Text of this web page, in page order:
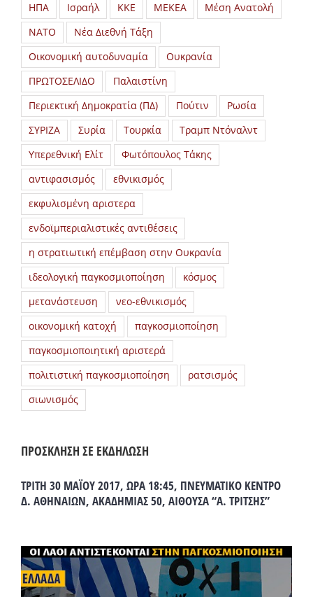
ΗΠΑ
Ισραήλ ΚΚΕ ΜΕΚΕΑ
Μέση Ανατολή
ΝΑΤΟ
Νέα Διεθνή Τάξη
Οικονομική αυτοδυναμία
Ουκρανία
ΠΡΩΤΟΣΕΛΙΔΟ
Παλαιστίνη
Περιεκτική Δημοκρατία (ΠΔ)
Πούτιν
Ρωσία
ΣΥΡΙΖΑ
Συρία Τουρκία
Τραμπ Ντόναλντ
Υπερεθνική Ελίτ
Φωτόπουλος Τάκης
αντιφασισμός
εθνικισμός
εκφυλισμένη αριστερα
ενδοϊμπεριαλιστικές αντιθέσεις
η στρατιωτική επέμβαση στην Ουκρανία
ιδεολογική παγκοσμιοποίηση
κόσμος
μετανάστευση
νεο-εθνικισμός
οικονομική κατοχή
παγκοσμιοποίηση
παγκοσμιοποιητική αριστερά
πολιτιστική παγκοσμιοποίηση
ρατσισμός
σιωνισμός
ΠΡΟΣΚΛΗΣΗ ΣΕ ΕΚΔΗΛΩΣΗ
ΤΡΙΤΗ 30 ΜΑΪΟΥ 2017, ΩΡΑ 18:45, ΠΝΕΥΜΑΤΙΚΟ ΚΕΝΤΡΟ
Δ. ΑΘΗΝΑΙΩΝ, ΑΚΑΔΗΜΙΑΣ 50, ΑΙΘΟΥΣΑ “Α. ΤΡΙΤΣΗΣ”